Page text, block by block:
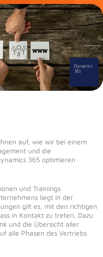
auf, wie wir bei einem
und die
365 optimieren
und Trainings
liegt in der
gilt es, mit den richtigen
in Kontakt zu treten. Dazu
und die Übersicht aller
alle Phasen des Vertriebs